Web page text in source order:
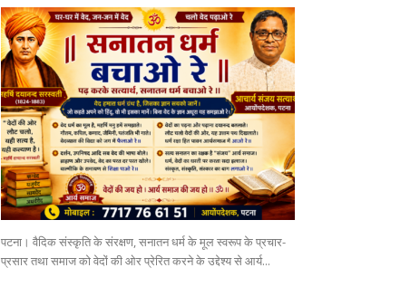
पटना। वैदिक संस्कृति के संरक्षण, सनातन धर्म के मूल स्वरूप के प्रचार-
प्रसार तथा समाज को वेदों की ओर प्रेरित करने के उद्देश्य से आर्य...